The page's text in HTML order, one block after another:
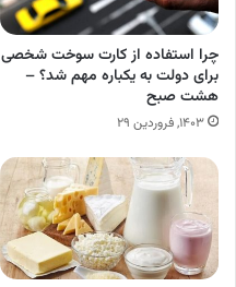
چرا استفاده از کارت سوخت شخصی
برای دولت به یکباره مهم شد؟ –
هشت صبح
۱۴۰۳, فروردین ۲۹